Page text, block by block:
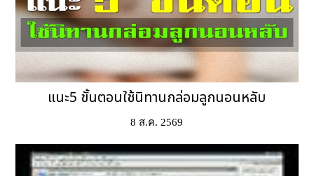
แนะ5 ขั้นตอนใช้นิทานกล่อมลูกนอนหลับ
8 ส.ค. 2569